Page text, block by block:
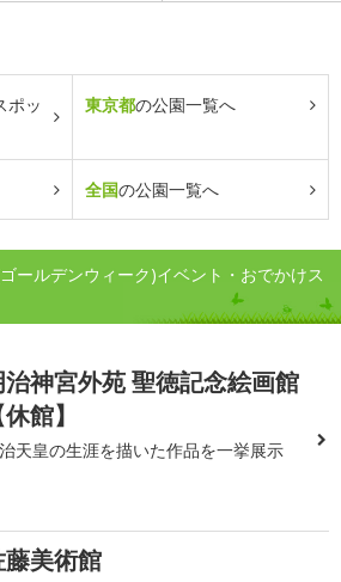
ポッ
東京都の公園一覧へ
全国の公園一覧へ
ールデンウィーク)イベント・おでかけス
治神宮外苑 聖徳記念絵画館
休館】
天皇の生涯を描いた作品を一挙展示
藤美術館